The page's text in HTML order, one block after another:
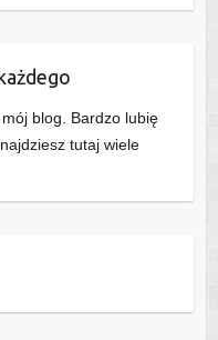
blog. Bardzo lubię
tutaj wiele